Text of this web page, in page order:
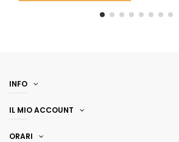
INFO
IL MIO ACCOUNT
ORARI